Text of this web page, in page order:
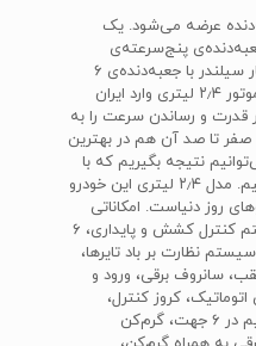
عرضه می‌شود. یک
با جعبه‌دنده‌ی پنج‌سرعته‌ی
دستی و یک موتور ۲٫۴ لیتری چهار سیلندر با جعبه‌دنده‌ی ۶
سرعته‌ی اتوماتیک. این خودرو با موتور ۲٫۴ لیتری وارد ایران
تولید ۱۶۰ اسب‌بخار قدرت و رساندن سرعت را به
صفر تا صد آن هم در بهترین
می‌توانیم نتیجه بگیریم که با
خودروی خیلی ملایمی روبرو هستیم. مدل ۲٫۴ لیتری این خودرو
روز دنیاست. امکاناتی
مثل ترمز ABS، EBD، BAS، سیستم کنترل کشش و پایداری، ۶
نظارت بر باد تایرها،
سانروف برقی، ورود و
کروز کنترل،
صندلی برقی راننده با قابلیت تنظیم در ۶ جهت، گرم‌کن